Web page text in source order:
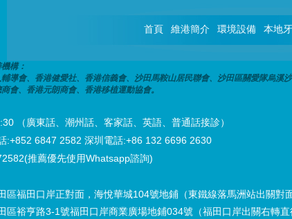
首頁 維港簡介 環境設備 本地
構：
導會、香港健愛社、香港信義會、沙田馬鞍山居民聯會、沙田區關愛隊烏
會、香港元朗商會、香港移植運動協會。
（廣東話、潮州話、客家話、英語、普通話接診）
:+852 6847 2582 深圳電話:+86 132 6696 2630
推薦優先使用Whatsapp諮詢)
區福田口岸正對面，海悅華城104號地鋪（東鐵線落馬洲站出關對面
區裕亨路3-1號福田口岸商業廣場地鋪034號（福田口岸出關右轉直